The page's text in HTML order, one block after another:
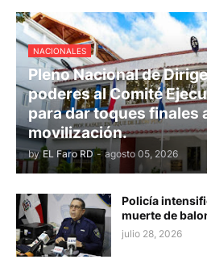
NACIONALES
Pleno Nacional de
poderes al Comité
para dar toques finales
movilización.
by EL Faro RD - agosto 05, 2026
Policía
muerte de
julio 28, 2026